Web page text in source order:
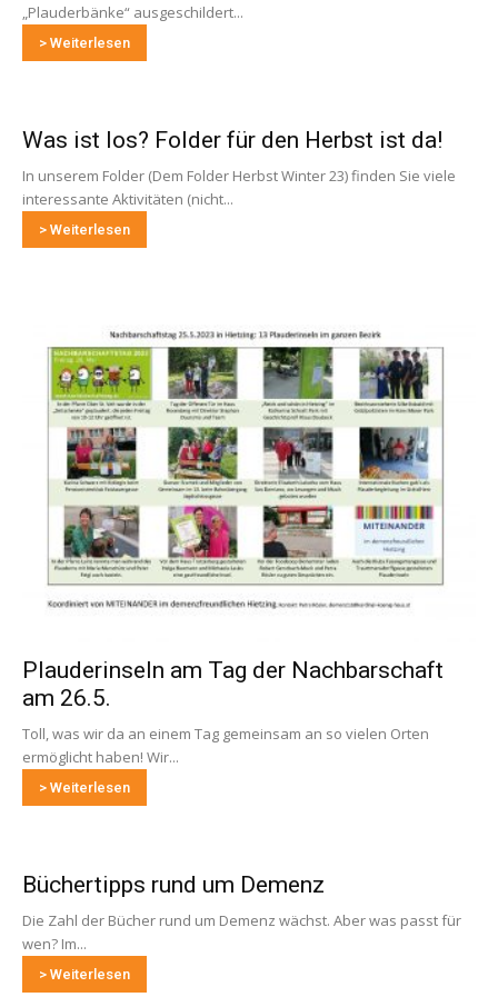
„Plauderbänke“ ausgeschildert...
> Weiterlesen
Was ist los? Folder für den Herbst ist da!
In unserem Folder (Dem Folder Herbst Winter 23) finden Sie viele
interessante Aktivitäten (nicht...
> Weiterlesen
Plauderinseln am Tag der Nachbarschaft
am 26.5.
Toll, was wir da an einem Tag gemeinsam an so vielen Orten
ermöglicht haben! Wir...
> Weiterlesen
Büchertipps rund um Demenz
Die Zahl der Bücher rund um Demenz wächst. Aber was passt für
wen? Im...
> Weiterlesen